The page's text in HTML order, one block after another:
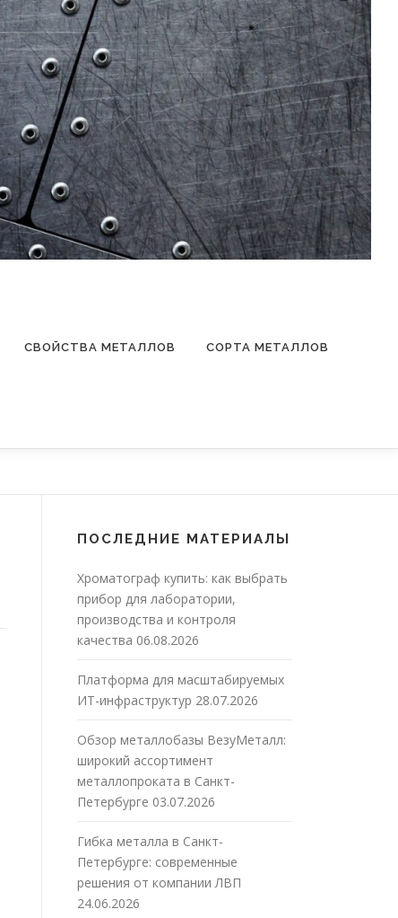
СВОЙСТВА МЕТАЛЛОВ СОРТА МЕТАЛЛОВ
ПОСЛЕДНИЕ МАТЕРИАЛЫ
Хроматограф купить: как выбрать
прибор для лаборатории,
производства и контроля
качества 06.08.2026
Платформа для масштабируемых
ИТ-инфраструктур 28.07.2026
Обзор металлобазы ВезуМеталл:
широкий ассортимент
металлопроката в Санкт-
Петербурге 03.07.2026
Гибка металла в Санкт-
Петербурге: современные
решения от компании ЛВП
24.06.2026